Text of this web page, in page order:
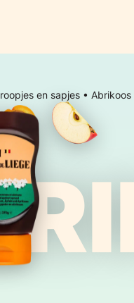
en sapjes • Abrikoos